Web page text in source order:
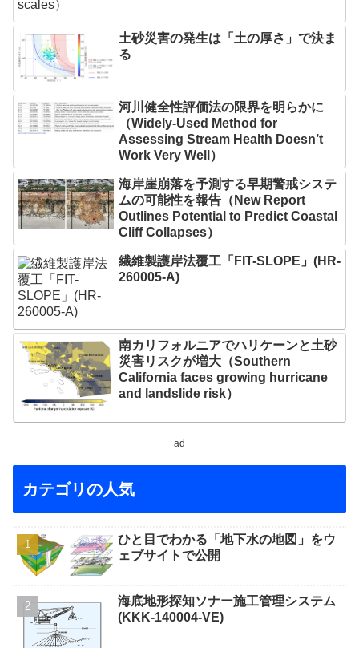
土砂災害の発生は「土の厚さ」で決ま
る
河川健全性評価法の限界を明らかに
（Widely-Used Method for
Assessing Stream Health Doesn’t
Work Very Well）
海岸崖崩落を予測する早期警戒システ
ムの可能性を報告（New Report
Outlines Potential to Predict Coastal
Cliff Collapses）
繊維製護岸法覆工「FIT-SLOPE」(HR-
260005-A)
南カリフォルニアでハリケーンと土砂
災害リスクが増大（Southern
California faces growing hurricane
and landslide risk）
ad
カテゴリの人気
ひと目でわかる「地下水の地図」をウ
ェブサイトで公開
海底地形探知ソナー施工管理システム
(KKK-140004-VE)